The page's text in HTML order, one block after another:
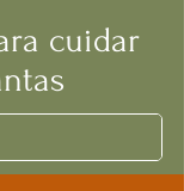
cuidar